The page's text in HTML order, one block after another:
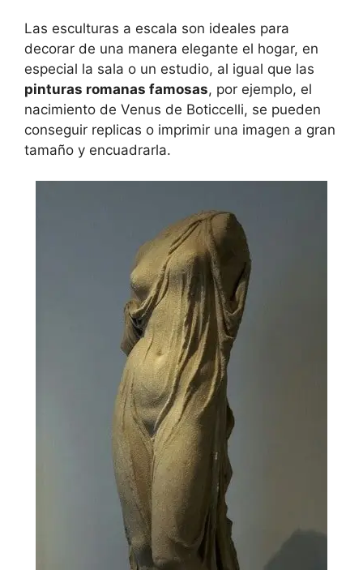
Las esculturas a escala son ideales para
decorar de una manera elegante el hogar, en
especial la sala o un estudio, al igual que las
pinturas romanas famosas, por ejemplo, el
nacimiento de Venus de Boticcelli, se pueden
conseguir replicas o imprimir una imagen a gran
tamaño y encuadrarla.